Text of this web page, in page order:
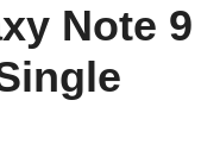
Note 9